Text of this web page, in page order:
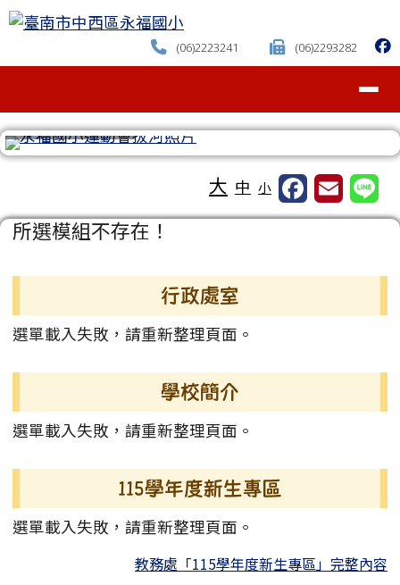
跳至主內容區
臺南市中西區永福國小
(06)2223241 (06)2293282
大 中 小
主內容區域
所選模組不存在！
行政處室
選單載入失敗，請重新整理頁面。
學校簡介
選單載入失敗，請重新整理頁面。
115學年度新生專區
選單載入失敗，請重新整理頁面。
教務處「115學年度新生專區」完整內容
頁尾區域